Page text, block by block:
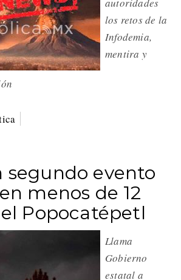
los retos de la
Infodemia,
mentira y
segundo evento
menos de 12
Popocatépetl
Llama
Gobierno
estatal a